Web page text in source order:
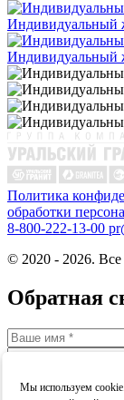
Индивидуальный
Индивидуальный
Политика
обработки
8-800-222-13-00
© 2020 - 2026.
Обратная
Мы используем